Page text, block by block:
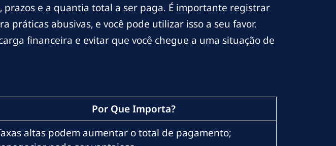
e a quantia total a ser paga. É importante registrar
práticas abusivas, e você pode utilizar isso a seu favor.
financeira e evitar que você chegue a uma situação de
Por Que Importa?
altas podem aumentar o total de pagamento;